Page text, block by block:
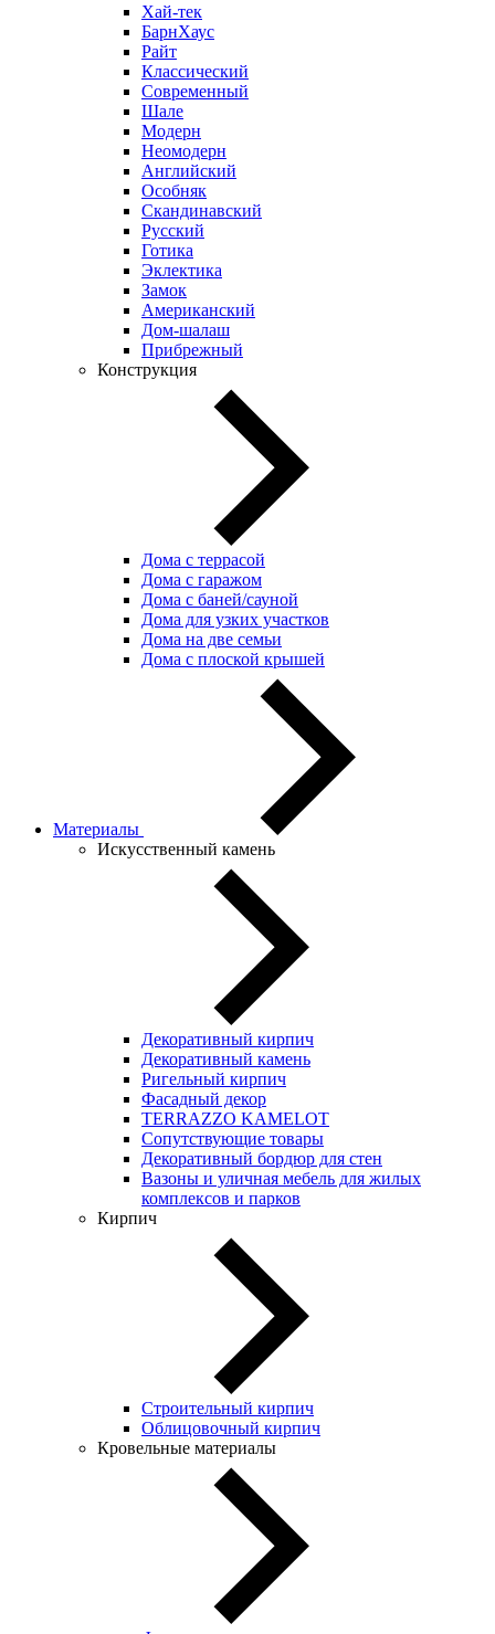
Хай-тек
БарнХаус
Райт
Классический
Современный
Шале
Модерн
Неомодерн
Английский
Особняк
Скандинавский
Русский
Готика
Эклектика
Замок
Американский
Дом-шалаш
Прибрежный
Конструкция
Дома с террасой
Дома с гаражом
Дома с баней/сауной
Дома для узких участков
Дома на две семьи
Дома с плоской крышей
Материалы
Искусственный камень
Декоративный кирпич
Декоративный камень
Ригельный кирпич
Фасадный декор
TERRAZZO KAMELOT
Сопутствующие товары
Декоративный бордюр для стен
Вазоны и уличная мебель для жилых
комплексов и парков
Кирпич
Строительный кирпич
Облицовочный кирпич
Кровельные материалы